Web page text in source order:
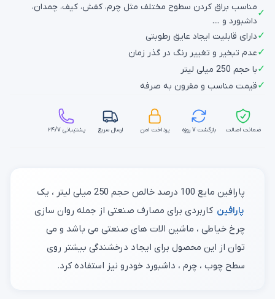
✓
مناسب براق کردن سطوح مختلف مثل چرم، کفش، کیف، چمدان،
داشبورد و ....
✓دارای قابلیت ایجاد عایق رطوبتی
✓عدم تبخیر و تغییر رنگ در گذر زمان
✓با حجم 250 میلی لیتر
✓قیمت مناسب و مقرون به صرفه
ضمانت اصالت بازگشت ۷ روزه پرداخت امن ارسال سریع پشتیبانی ۲۴/۷
پارافین مایع 100 درصد خالص حجم 250 میلی لیتر ، یک
پارافین کاربردی برای مصارف صنعتی از جمله روان سازی
چرخ خیاطی ، ماشین الات های صنعتی می باشد و می
توان از این محصول برای ایجاد درخشندگی بیشتر روی
سطح چوب ، چرم ، داشبورد خودرو نیز استفاده کرد.